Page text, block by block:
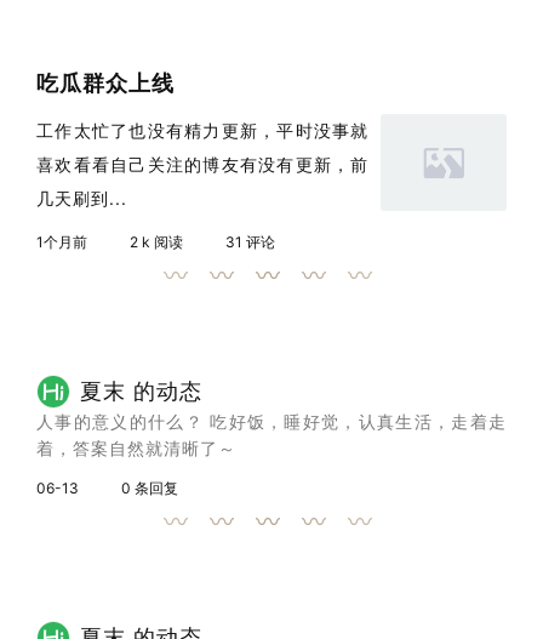
吃瓜群众上线
工作太忙了也没有精力更新，平时没事就
喜欢看看自己关注的博友有没有更新，前
几天刷到...
1个月前 2 k 阅读 31 评论
夏末 的动态
人事的意义的什么？ 吃好饭，睡好觉，认真生活，走着走
着，答案自然就清晰了～
06-13 0 条回复